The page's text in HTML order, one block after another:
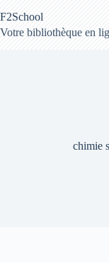
au
contenu
F2School
Votre bibliothèque en
chimie